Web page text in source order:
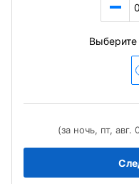
0
Выберите
(за ночь, пт,